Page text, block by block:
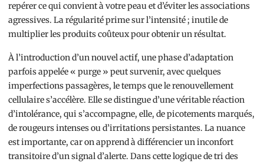
repérer ce qui convient à votre peau et d’éviter les associations
agressives. La régularité prime sur l’intensité ; inutile de
multiplier les produits coûteux pour obtenir un résultat.
À l’introduction d’un nouvel actif, une phase d’adaptation
parfois appelée « purge » peut survenir, avec quelques
imperfections passagères, le temps que le renouvellement
cellulaire s’accélère. Elle se distingue d’une véritable réaction
d’intolérance, qui s’accompagne, elle, de picotements marqués,
de rougeurs intenses ou d’irritations persistantes. La nuance
est importante, car on apprend à différencier un inconfort
transitoire d’un signal d’alerte. Dans cette logique de tri des